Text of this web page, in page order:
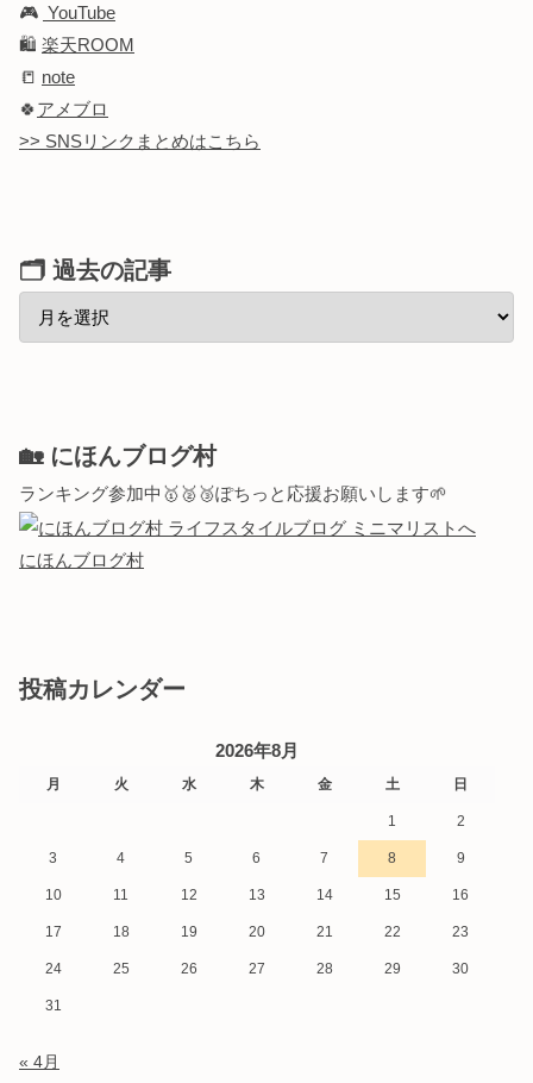
🎮 YouTube
🛍️ 楽天ROOM
📒 note
🍀アメブロ
>> SNSリンクまとめはこちら
🗂 過去の記事
🏡 にほんブログ村
ランキング参加中🥇🥈🥉ぽちっと応援お願いします🌱
にほんブログ村
投稿カレンダー
2026年8月
月 火 水 木 金 土 日
1 2
3 4 5 6 7 8 9
10 11 12 13 14 15 16
17 18 19 20 21 22 23
24 25 26 27 28 29 30
31
« 4月